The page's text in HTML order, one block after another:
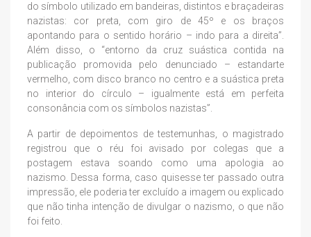
do símbolo utilizado em bandeiras, distintos e braçadeiras
nazistas: cor preta, com giro de 45º e os braços
apontando para o sentido horário – indo para a direita”.
Além disso, o “entorno da cruz suástica contida na
publicação promovida pelo denunciado – estandarte
vermelho, com disco branco no centro e a suástica preta
no interior do círculo – igualmente está em perfeita
consonância com os símbolos nazistas”.
A partir de depoimentos de testemunhas, o magistrado
registrou que o réu foi avisado por colegas que a
postagem estava soando como uma apologia ao
nazismo. Dessa forma, caso quisesse ter passado outra
impressão, ele poderia ter excluído a imagem ou explicado
que não tinha intenção de divulgar o nazismo, o que não
foi feito.